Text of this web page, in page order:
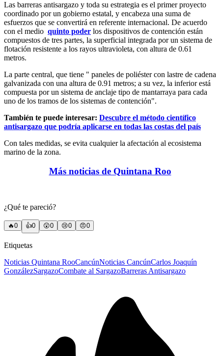
Las barreras antisargazo y toda su estrategia es el primer proyecto
coordinado por un gobierno estatal, y encabeza una suma de
esfuerzos que se convertirá en referente internacional. De acuerdo
con el medio quinto poder los dispositivos de contención están
compuestos de tres partes, la superficial integrada por un sistema de
flotación resistente a los rayos ultravioleta, con altura de 0.61
metros.
La parte central, que tiene " paneles de poliéster con lastre de cadena
galvanizada con una altura de 0.91 metros; a su vez, la inferior está
compuesta por un sistema de anclaje tipo de mantarraya para cada
uno de los tramos de los sistemas de contención".
También te puede interesar: Descubre el método científico
antisargazo que podría aplicarse en todas las costas del país
Con tales medidas, se evita cualquier la afectación al ecosistema
marino de la zona.
Más noticias de Quintana Roo
¿Qué te pareció?
🔥0 👍0 😲0 😢0 😠0
Etiquetas
Noticias Quintana RooCancúnNoticias CancúnCarlos Joaquín
GonzálezSargazoCombate al SargazoBarreras Antisargazo